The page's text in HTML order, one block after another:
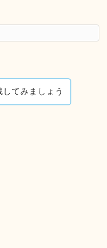
てみましょう